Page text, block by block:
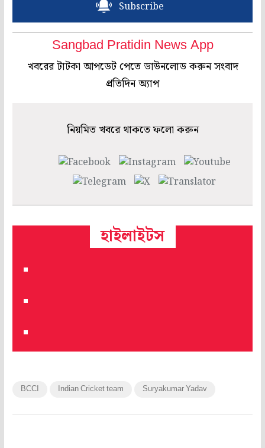
Subscribe
Sangbad Pratidin News App
খবরের টাটকা আপডেট পেতে ডাউনলোড করুন সংবাদ
প্রতিদিন অ্যাপ
নিয়মিত খবরে থাকতে ফলো করুন
হাইলাইটস
BCCI Indian Cricket team Suryakumar Yadav